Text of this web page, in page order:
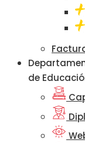
de